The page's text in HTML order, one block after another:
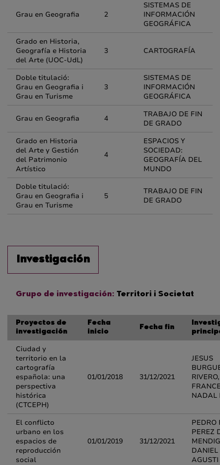
Grau en Geografia 2
SISTEMAS DE
INFORMACIÓN
GEOGRÁFICA
Grado en Historia,
Geografía e Historia
del Arte (UOC-UdL)
3 CARTOGRAFÍA
Doble titulació:
Grau en Geografia i
Grau en Turisme
3
SISTEMAS DE
INFORMACIÓN
GEOGRÁFICA
Grau en Geografia 4
TRABAJO DE FIN
DE GRADO
Grado en Historia
del Arte y Gestión
del Patrimonio
Artístico
4
ESPACIOS Y
SOCIEDAD:
GEOGRAFÍA DEL
MUNDO
Doble titulació:
Grau en Geografia i
Grau en Turisme
5
TRABAJO DE FIN
DE GRADO
Investigación
Grupo de investigación: Territori i Societat
Proyectos de
investigación
Fecha
inicio
Fecha fin
Ciudad y
territorio en la
cartografía
española: una
perspectiva
histórica
(CTCEPH)
01/01/2018 31/12/2021
JESUS
RIVERO,
NADAL
El conflicto
urbano en los
espacios de
reproducción
social
01/01/2019 31/12/2021
PEDRO
PEREZ
AGUSTI